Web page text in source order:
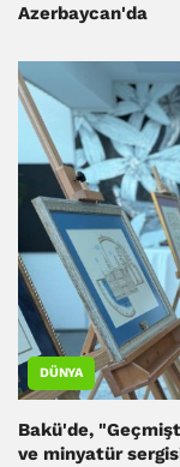
Azerbaycan'da
DÜNYA
Bakü'de,
ve minyatür